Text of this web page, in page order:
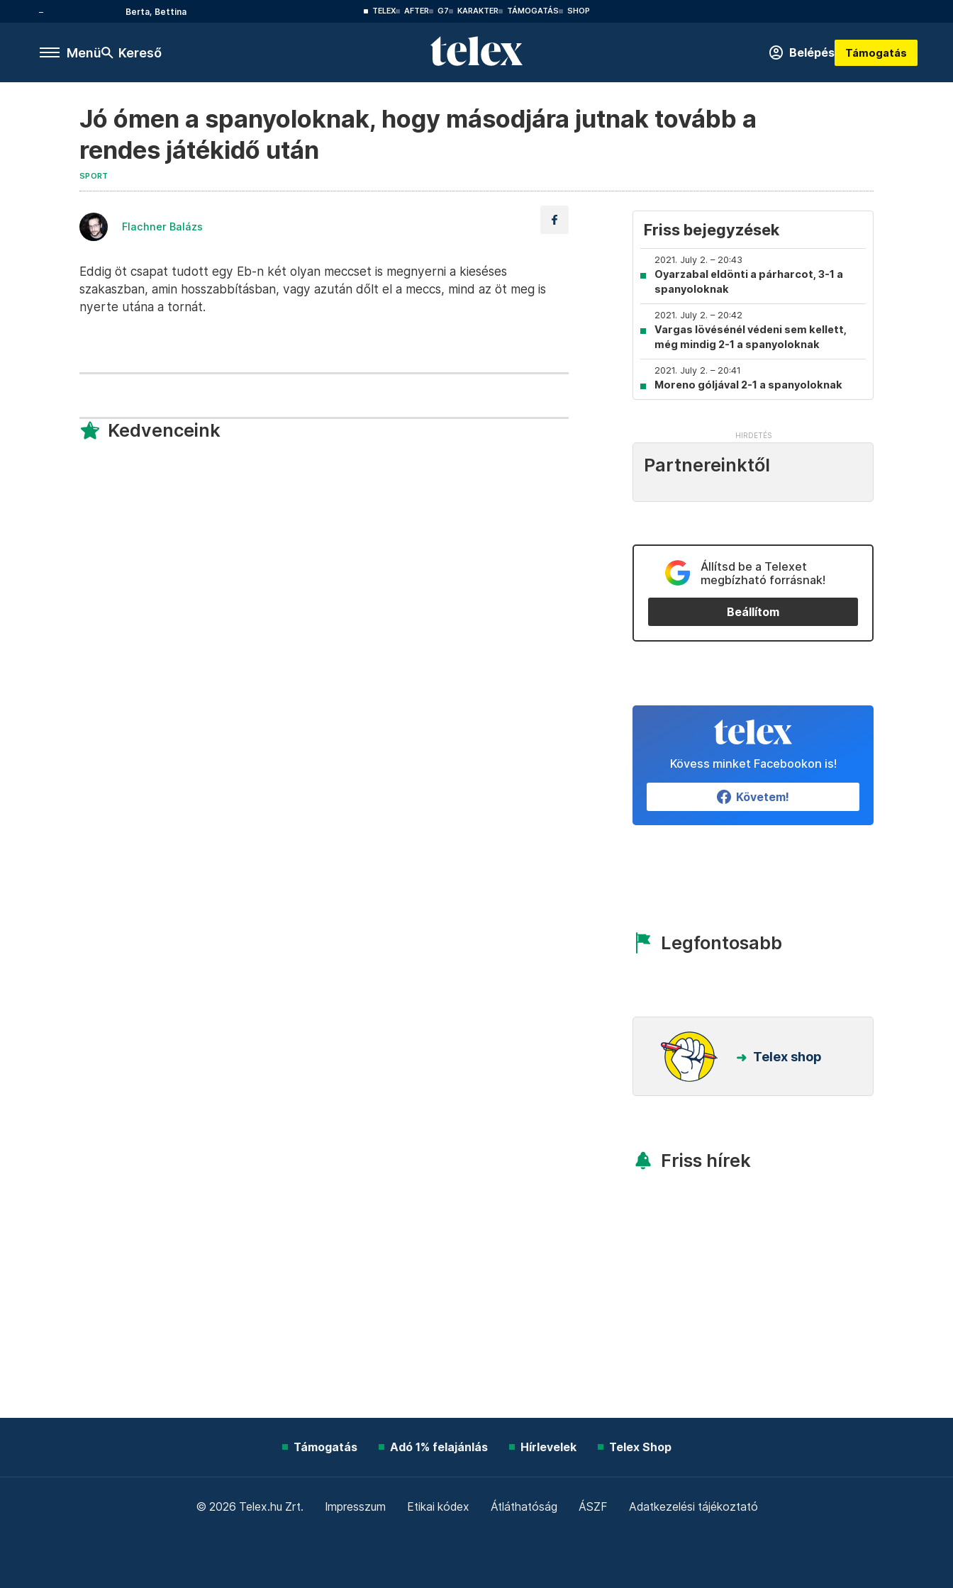
Berta, Bettina TELEX AFTER G7 KARAKTER TÁMOGATÁS SHOP
Menü Kereső Belépés Támogatás
Jó ómen a spanyoloknak, hogy másodjára jutnak tovább a
rendes játékidő után
SPORT
Flachner Balázs
Eddig öt csapat tudott egy Eb-n két olyan meccset is megnyerni a kieséses
szakaszban, amin hosszabbításban, vagy azután dőlt el a meccs, mind az öt meg is
nyerte utána a tornát.
Kedvenceink
Friss bejegyzések
2021. July 2. – 20:43
Oyarzabal eldönti a párharcot, 3-1 a
spanyoloknak
2021. July 2. – 20:42
Vargas lövésénél védeni sem kellett,
még mindig 2-1 a spanyoloknak
2021. July 2. – 20:41
Moreno góljával 2-1 a spanyoloknak
Partnereinktől
Állítsd be a Telexet
megbízható forrásnak!
Beállítom
Kövess minket Facebookon is!
Követem!
Legfontosabb
Telex shop
Friss hírek
Támogatás Adó 1% felajánlás Hírlevelek Telex Shop
© 2026 Telex.hu Zrt. Impresszum Etikai kódex Átláthatóság ÁSZF Adatkezelési tájékoztató